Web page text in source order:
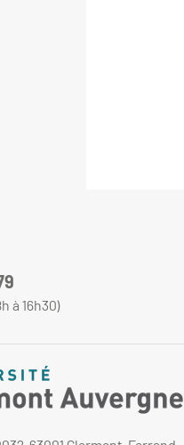
à 16h30)